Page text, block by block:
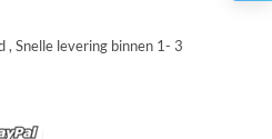
Snelle levering binnen 1- 3